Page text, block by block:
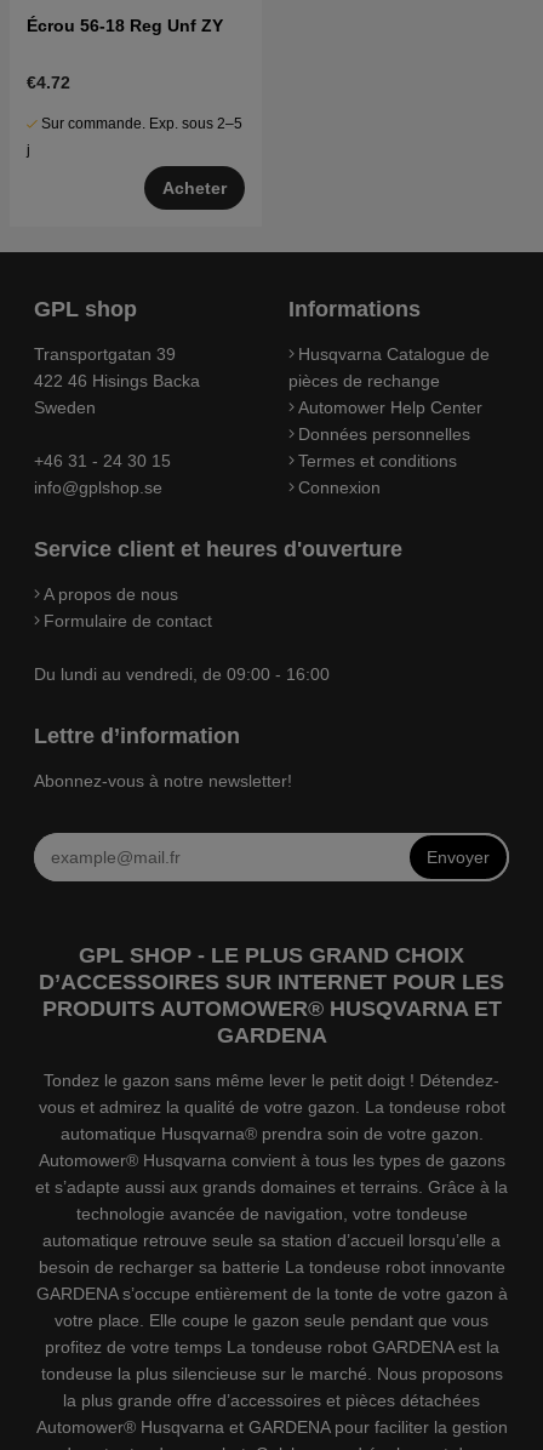
Écrou 56-18 Reg Unf ZY
€4.72
Sur commande. Exp. sous 2–5
j
Acheter
GPL shop
Transportgatan 39
422 46 Hisings Backa
Sweden
+46 31 - 24 30 15
info@gplshop.se
Informations
Husqvarna Catalogue de
pièces de rechange
Automower Help Center
Données personnelles
Termes et conditions
Connexion
Service client et heures d'ouverture
A propos de nous
Formulaire de contact
Du lundi au vendredi, de 09:00 - 16:00
Lettre d’information
Abonnez-vous à notre newsletter!
Envoyer
GPL SHOP - LE PLUS GRAND CHOIX
D’ACCESSOIRES SUR INTERNET POUR LES
PRODUITS AUTOMOWER® HUSQVARNA ET
GARDENA
Tondez le gazon sans même lever le petit doigt ! Détendez-
vous et admirez la qualité de votre gazon. La tondeuse robot
automatique Husqvarna® prendra soin de votre gazon.
Automower® Husqvarna convient à tous les types de gazons
et s’adapte aussi aux grands domaines et terrains. Grâce à la
technologie avancée de navigation, votre tondeuse
automatique retrouve seule sa station d’accueil lorsqu’elle a
besoin de recharger sa batterie La tondeuse robot innovante
GARDENA s’occupe entièrement de la tonte de votre gazon à
votre place. Elle coupe le gazon seule pendant que vous
profitez de votre temps La tondeuse robot GARDENA est la
tondeuse la plus silencieuse sur le marché. Nous proposons
la plus grande offre d’accessoires et pièces détachées
Automower® Husqvarna et GARDENA pour faciliter la gestion